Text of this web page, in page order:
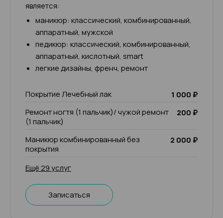
является:
маникюр: классический, комбинированный,
аппаратный, мужской
педикюр: классический, комбинированный,
аппаратный, кислотный, smart
легкие дизайны, френч, ремонт
Покрытие Лечебный лак
1 000 ₽
Ремонт ногтя (1 пальчик)/ чужой ремонт
(1 пальчик)
200 ₽
Маникюр комбинированный без
покрытия
2 000 ₽
Ещё 29 услуг
Записаться